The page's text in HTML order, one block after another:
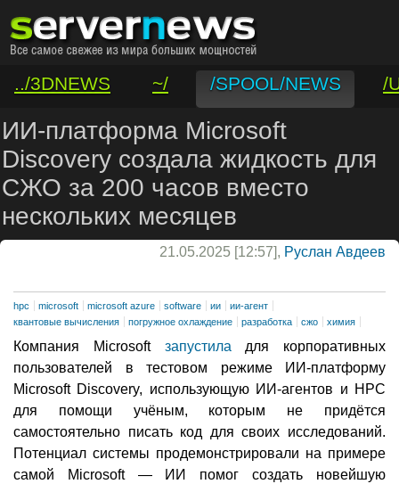
../3DNEWS ~/ /SPOOL/NEWS
/
/VAR/CONTACT
ИИ-платформа Microsoft
Discovery создала жидкость для
СЖО за 200 часов вместо
нескольких месяцев
21.05.2025 [12:57], Руслан Авдеев
hpc microsoft microsoft azure software ии
ии-агент
квантовые вычисления
погружное охлаждение разработка сжо химия
Компания Microsoft запустила для корпоративных
пользователей в тестовом режиме ИИ-платформу
Microsoft Discovery, использующую ИИ-агентов и HPC
для помощи учёным, которым не придётся
самостоятельно писать код для своих исследований.
Потенциал системы продемонстрировали на примере
самой Microsoft — ИИ помог создать новейшую